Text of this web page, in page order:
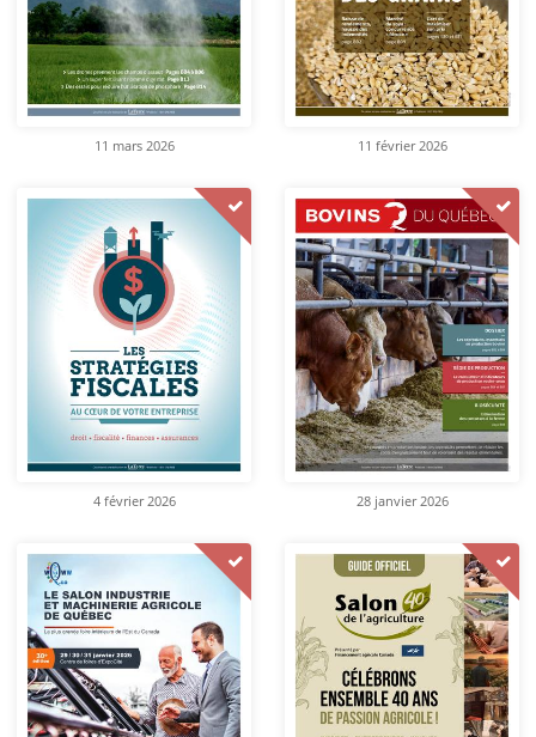
11 mars 2026 11 février 2026
4 février 2026 28 janvier 2026